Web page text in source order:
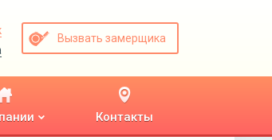
Вызвать замерщика
Контакты